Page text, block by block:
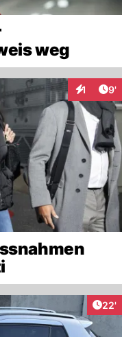
weg
1 9'
22'